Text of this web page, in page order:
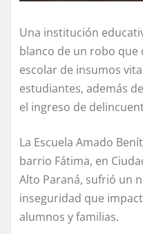
Una institución
blanco de un robo que
escolar de insumos
estudiantes, además
el ingreso de
La Escuela Amado
barrio Fátima, en
Alto Paraná, sufrió un
inseguridad que
alumnos y familias.